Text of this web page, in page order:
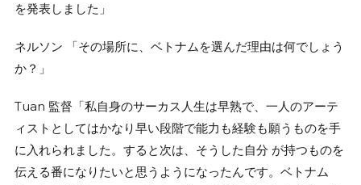
を発表しました」
ネルソン 「その場所に、ベトナムを選んだ理由は何でしょう
か？」
Tuan 監督「私自身のサーカス人生は早熟で、一人のアーテ
ィストとしてはかなり早い段階で能力も経験も願うものを手
に入れられました。すると次は、そうした自分 が持つものを
伝える番になりたいと思うようになったんです。ベトナム